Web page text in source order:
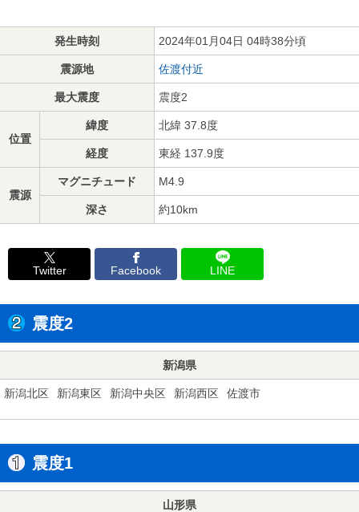
発生時刻 2024年01月04日 04時38分頃
震源地 佐渡付近
最大震度 震度2
位置
緯度 北緯 37.8度
経度 東経 137.9度
震源
マグニチュード M4.9
深さ 約10km
Twitter Facebook LINE
震度2
新潟県
新潟北区 新潟東区 新潟中央区 新潟西区 佐渡市
震度1
山形県